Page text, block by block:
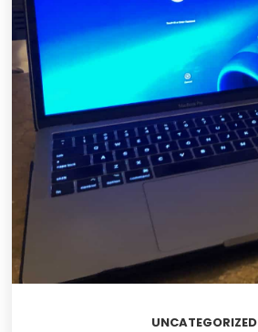
UNCATEGORIZED